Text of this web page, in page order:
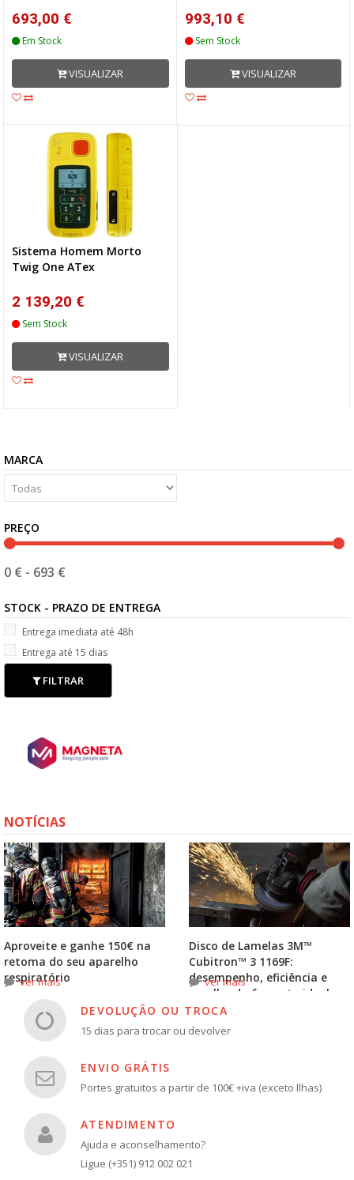
693,00 €
Em Stock
VISUALIZAR
993,10 €
Sem Stock
VISUALIZAR
Sistema Homem Morto
Twig One ATex
2 139,20 €
Sem Stock
VISUALIZAR
MARCA
PREÇO
0 € - 693 €
STOCK - PRAZO DE ENTREGA
Entrega imediata até 48h
Entrega até 15 dias
FILTRAR
NOTÍCIAS
Aproveite e ganhe 150€ na
retoma do seu aparelho
respiratório
ver mais
Disco de Lamelas 3M™
Cubitron™ 3 1169F:
desempenho, eficiência e
escolha do formato ideal
ver mais
DEVOLUÇÃO OU TROCA
15 dias para trocar ou devolver
ENVIO GRÁTIS
Portes gratuitos a partir de 100€ +iva (exceto Ilhas)
ATENDIMENTO
Ajuda e aconselhamento?
Ligue (+351) 912 002 021